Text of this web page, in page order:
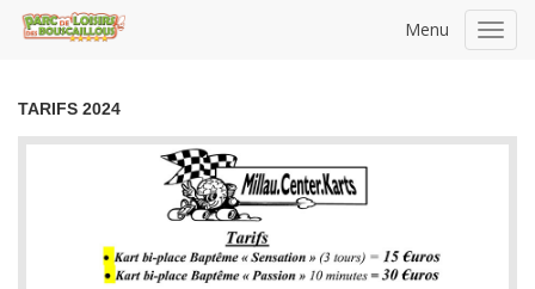
Menu
TARIFS 2024